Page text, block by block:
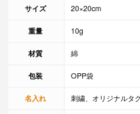
サイズ 20×20cm
重量 10g
材質 綿
包装 OPP袋
名入れ 刺繍、オリジナルタ